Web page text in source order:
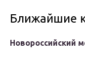
Ближайшие
Новороссийский